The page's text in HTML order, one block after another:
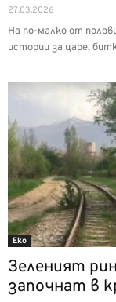
27.03.2026
На по-малко от
истории за царе,
Еко
Зеленият
започнат в